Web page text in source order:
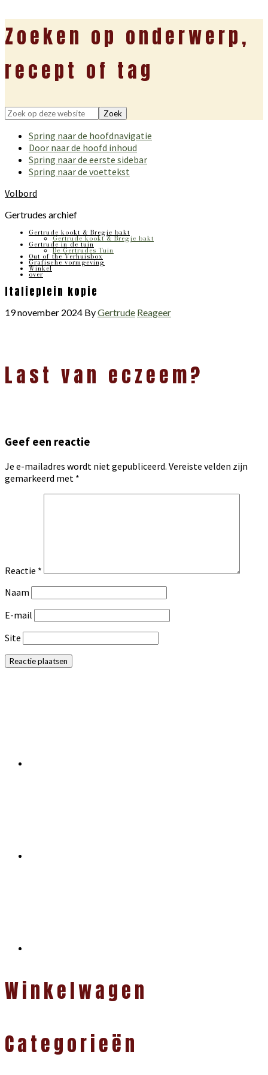
Zoeken op onderwerp,
recept of tag
Zoek
deze
website
Spring naar de hoofdnavigatie
Door naar de hoofd inhoud
Spring naar de eerste sidebar
Spring naar de voettekst
Volbord
Gertrudes archief
Gertrude kookt & Bregje bakt
Gertrude kookt & Bregje bakt
Gertrude in de tuin
De Gertrudes Tuin
Out of the Verhuisbox
Grafische vormgeving
Winkel
over
Italieplein kopie
19 november 2024 ByGertrude Reageer
Interacties
Last van eczeem?
Geef een reactie
Je e-mailadres wordt niet gepubliceerd. Vereiste velden zijn
gemarkeerd met *
Reactie *
Naam
E-mail
Site
Winkelwagen
Categorieën